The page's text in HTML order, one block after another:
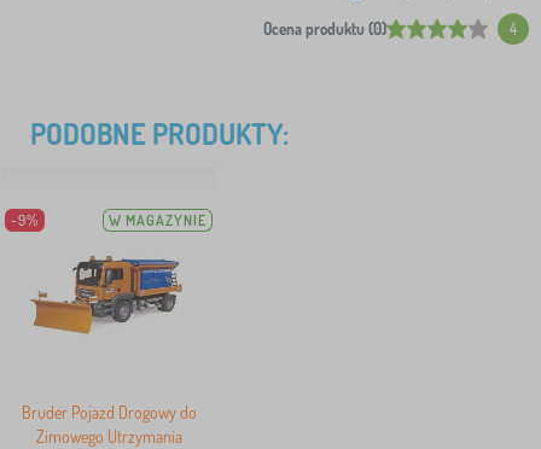
Ocena produktu (0) 4
PODOBNE PRODUKTY:
-9% W MAGAZYNIE
Bruder Pojazd Drogowy do
Zimowego Utrzymania